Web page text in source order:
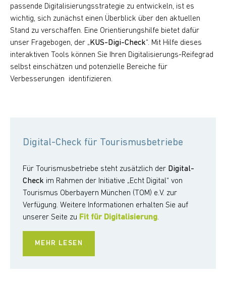
passende Digitalisierungsstrategie zu entwickeln, ist es
wichtig, sich zunächst einen Überblick über den aktuellen
Stand zu verschaffen. Eine Orientierungshilfe bietet dafür
unser Fragebogen, der „ KUS-Digi-Check“. Mit Hilfe dieses
interaktiven Tools können Sie Ihren Digitalisierungs-Reifegrad
selbst einschätzen und potenzielle Bereiche für
Verbesserungen identifizieren.
Digital-Check für Tourismusbetriebe
Für Tourismusbetriebe steht zusätzlich der Digital-
Check im Rahmen der Initiative „Echt Digital“ von
Tourismus Oberbayern München (TOM) e.V. zur
Verfügung. Weitere Informationen erhalten Sie auf
unserer Seite zu Fit für Digitalisierung.
MEHR LESEN